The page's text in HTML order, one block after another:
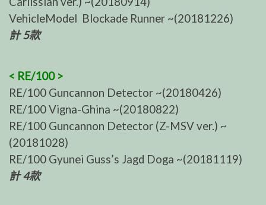
VehicleModel Blockade Runner ~(20181226)
計 5款
< RE/100 >
RE/100 Guncannon Detector ~(20180426)
RE/100 Vigna-Ghina ~(20180822)
RE/100 Guncannon Detector (Z-MSV ver.) ~
(20181028)
RE/100 Gyunei Guss’s Jagd Doga ~(20181119)
計 4款